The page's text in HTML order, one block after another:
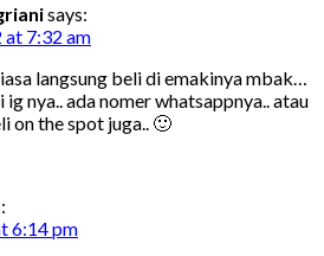
says:
at 7:32 am
langsung beli di emakinya mbak…
ig nya.. ada nomer whatsappnya.. atau
on the spot juga.. 🙂
6:14 pm